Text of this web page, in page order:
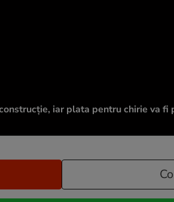
iar plata pentru chirie va